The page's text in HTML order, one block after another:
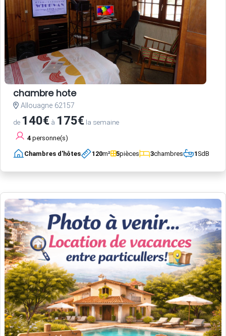
chambre hote
Allouagne 62157
de 140€ à 175€ la semaine
4 personne(s)
Chambres d'hôtes 120m² 5pièces 3chambres 1SdB